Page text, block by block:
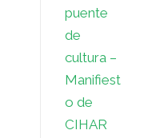
puente
de
cultura –
Manifiest
o de
CIHAR